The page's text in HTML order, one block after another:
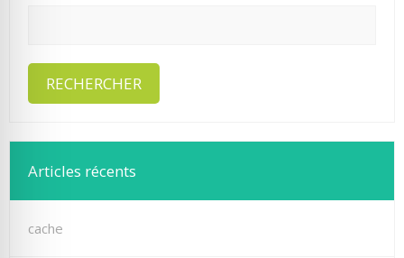
Articles récents
cache